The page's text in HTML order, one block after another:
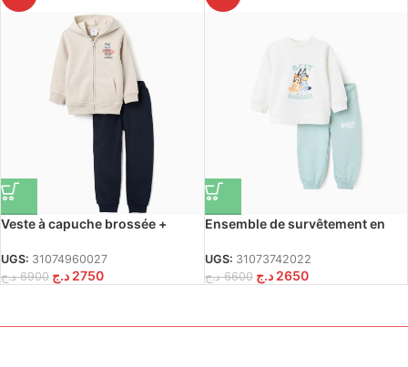
Veste à capuche brossée +
garçons, beige/bleu foncé
UGS: 31074960027
6900 د.ج 2750 د.ج
Ensemble de survêtement en
Bluey & Bingo », blanc/vert
UGS: 31073742022
6600 د.ج 2650 د.ج